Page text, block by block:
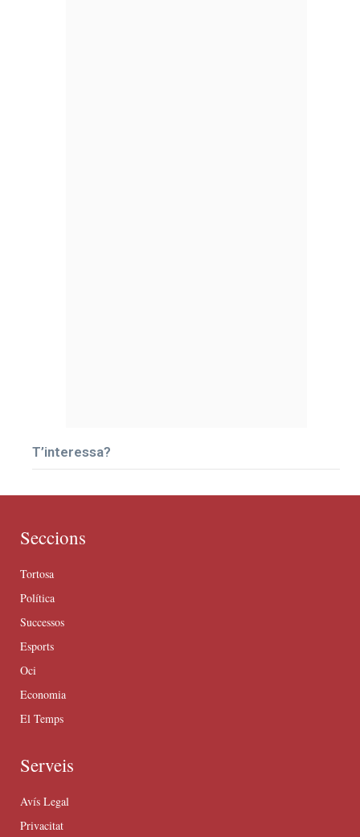
T’interessa?
Seccions
Tortosa
Política
Successos
Esports
Oci
Economia
El Temps
Serveis
Avís Legal
Privacitat